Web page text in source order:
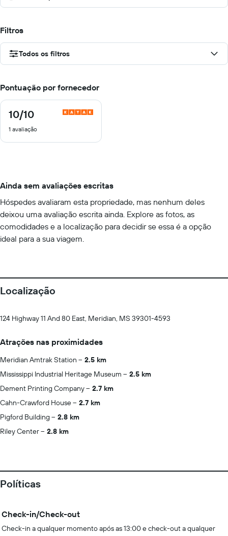
Filtros
Todos os filtros
Pontuação por fornecedor
10/10
10
10
1 avaliação
Ainda sem avaliações escritas
Hóspedes avaliaram esta propriedade, mas nenhum deles
deixou uma avaliação escrita ainda. Explore as fotos, as
comodidades e a localização para decidir se essa é a opção
ideal para a sua viagem.
Localização
124 Highway 11 And 80 East, Meridian, MS 39301-4593
Atrações nas proximidades
Meridian Amtrak Station
2.5 km
Mississippi Industrial Heritage Museum
2.5 km
Dement Printing Company
2.7 km
Cahn-Crawford House
2.7 km
Pigford Building
2.8 km
Riley Center
2.8 km
Políticas
Check-in/Check-out
Check-in a qualquer momento após as 13:00 e check-out a qualquer